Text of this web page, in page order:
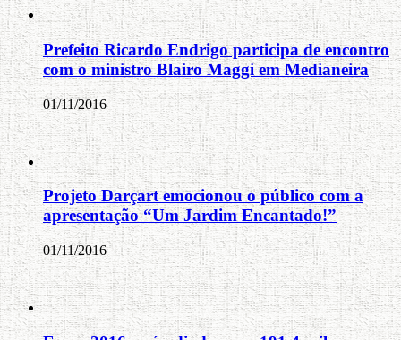
Prefeito Ricardo Endrigo participa de encontro
com o ministro Blairo Maggi em Medianeira
01/11/2016
Projeto Darçart emocionou o público com a
apresentação “Um Jardim Encantado!”
01/11/2016